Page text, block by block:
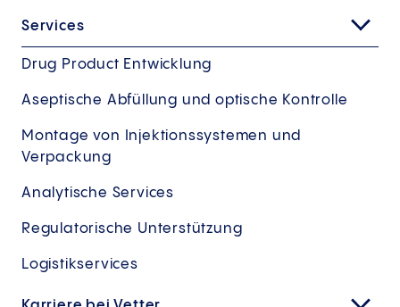
Services
Drug Product Entwicklung
Aseptische Abfüllung und optische Kontrolle
Montage von Injektionssystemen und
Verpackung
Analytische Services
Regulatorische Unterstützung
Logistikservices